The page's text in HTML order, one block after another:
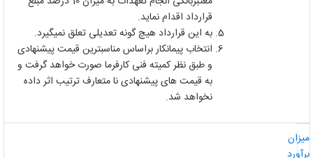
قرارداد اقدام نماید.
به این قرارداد هیچ گونه تعدیلی تعلق نمیگیرد.
انتخاب پیمانکار براساس مناسبترین قیمت پیشنهادی
و طبق نظر کمیته فنی کارفرما صورت خواهد گرفت و
به قیمت های پیشنهادی نا متعارف ترتیب اثر داده
نخواهد شد.